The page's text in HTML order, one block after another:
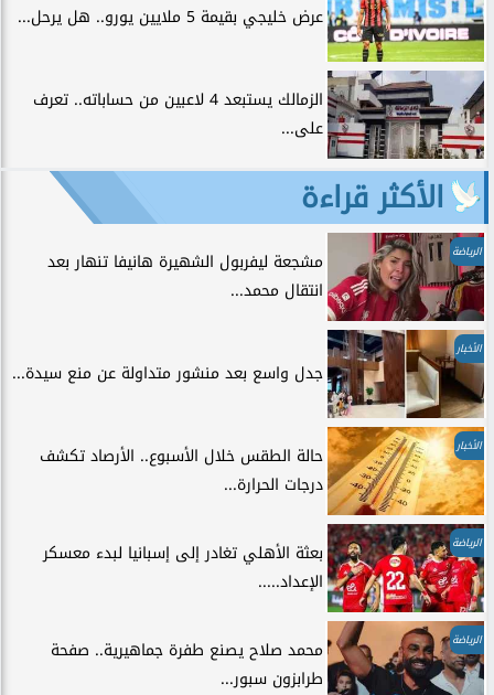
عرض خليجي بقيمة 5 ملايين يورو.. هل يرحل...
الزمالك يستبعد 4 لاعبين من حساباته.. تعرف
على...
الأكثر قراءة
الرياضة
مشجعة ليفربول الشهيرة هانيفا تنهار بعد
انتقال محمد...
الأخبار
جدل واسع بعد منشور متداولة عن منع سيدة...
الأخبار
حالة الطقس خلال الأسبوع.. الأرصاد تكشف
درجات الحرارة...
الرياضة
بعثة الأهلي تغادر إلى إسبانيا لبدء معسكر
الإعداد.....
الرياضة
محمد صلاح يصنع طفرة جماهيرية.. صفحة
طرابزون سبور...